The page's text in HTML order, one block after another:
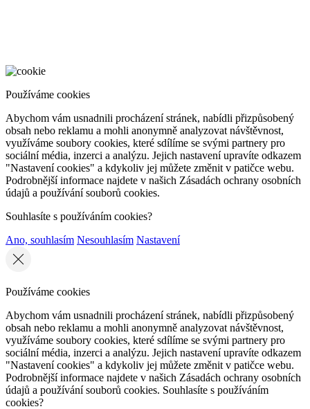
Používáme cookies
Abychom vám usnadnili procházení stránek, nabídli přizpůsobený
obsah nebo reklamu a mohli anonymně analyzovat návštěvnost,
využíváme soubory cookies, které sdílíme se svými partnery pro
sociální média, inzerci a analýzu. Jejich nastavení upravíte odkazem
"Nastavení cookies" a kdykoliv jej můžete změnit v patičce webu.
Podrobnější informace najdete v našich Zásadách ochrany osobních
údajů a používání souborů cookies.
Souhlasíte s používáním cookies?
Ano, souhlasím Nesouhlasím Nastavení
Používáme cookies
Abychom vám usnadnili procházení stránek, nabídli přizpůsobený
obsah nebo reklamu a mohli anonymně analyzovat návštěvnost,
využíváme soubory cookies, které sdílíme se svými partnery pro
sociální média, inzerci a analýzu. Jejich nastavení upravíte odkazem
"Nastavení cookies" a kdykoliv jej můžete změnit v patičce webu.
Podrobnější informace najdete v našich Zásadách ochrany osobních
údajů a používání souborů cookies. Souhlasíte s používáním
cookies?